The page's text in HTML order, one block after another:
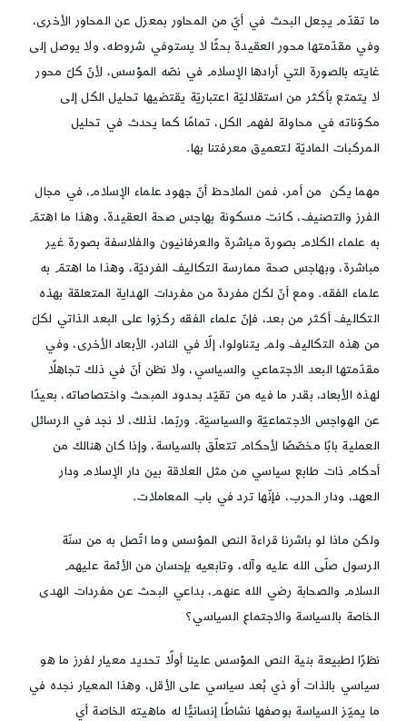
ما تقدّم يجعل البحث في أيّ من المحاور بمعزل عن المحاور الأخرى،
وفي مقدّمتها محور العقيدة بحثًا لا يستوفي شروطه، ولا يوصل إلى
غايته بالصورة التي أرادها الإسلام في نصّه المؤسس، لأنّ كلّ محور
لا يتمتع بأكثر من استقلاليّة اعتباريّة يقتضيها تحليل الكل إلى
مكوّناته في محاولة لفهم الكل، تمامًا كما يحدث في تحليل
المركبات الماديّة لتعميق معرفتنا بها.
مهما يكن من أمر، فمن الملاحظ أنّ جهود علماء الإسلام، في مجال
الفرز والتصنيف، كانت مسكونة بهاجس صحة العقيدة، وهذا ما اهتمّ
به علماء الكلام بصورة مباشرة والعرفانيون والفلاسفة بصورة غير
مباشرة، وبهاجس صحة ممارسة التكاليف الفرديّة، وهذا ما اهتمّ به
علماء الفقه. ومع أنّ لكلّ مفردة من مفردات الهداية المتعلقة بهذه
التكاليف أكثر من بعد، فإنّ علماء الفقه ركزوا على البعد الذاتي لكلّ
من هذه التكاليف ولم يتناولوا، إلّا في النادر، الأبعاد الأخرى، وفي
مقدّمتها البعد الاجتماعي والسياسي، ولا نظن أنّ في ذلك تجاهلًا
لهذه الأبعاد، بقدر ما فيه من تقيّد بحدود المبحث واختصاصاته، بعيدًا
عن الهواجس الاجتماعيّة والسياسيّة. وربّما، لذلك، لا نجد في الرسائل
العملية بابًا مخصّصًا لأحكام تتعلّق بالسياسة، وإذا كان هنالك من
أحكام ذات طابع سياسي من مثل العلاقة بين دار الإسلام ودار
العهد، ودار الحرب، فإنّها ترد في باب المعاملات.
ولكن ماذا لو باشرنا قراءة النص المؤسس وما اتّصل به من سنّة
الرسول صلّى الله عليه وآله، وتابعيه بإحسان من الأئمة عليهم
السلام والصحابة رضي الله عنهم، بداعي البحث عن مفردات الهدى
الخاصة بالسياسة والاجتماع السياسي؟
نظرًا لطبيعة بنية النص المؤسس علينا أولًا تحديد معيار لفرز ما هو
سياسي بالذات أو ذي بُعد سياسي على الأقل، وهذا المعيار نجده في
ما يميّز السياسة بوصفها نشاطًا إنسانيًّا له ماهيته الخاصة أي